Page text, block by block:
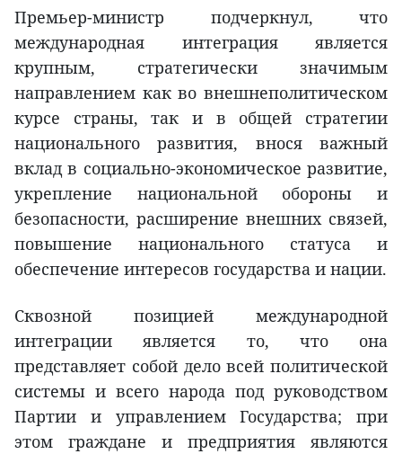
Премьер-министр подчеркнул, что
международная интеграция является
крупным, стратегически значимым
направлением как во внешнеполитическом
курсе страны, так и в общей стратегии
национального развития, внося важный
вклад в социально-экономическое развитие,
укрепление национальной обороны и
безопасности, расширение внешних связей,
повышение национального статуса и
обеспечение интересов государства и нации.
Сквозной позицией международной
интеграции является то, что она
представляет собой дело всей политической
системы и всего народа под руководством
Партии и управлением Государства; при
этом граждане и предприятия являются